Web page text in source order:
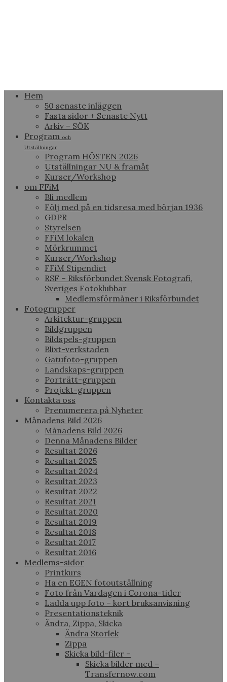
Hem
50 senaste inläggen
Fasta sidor + Senaste Nytt
Arkiv – SÖK
Program och
Utställningar
Program HÖSTEN 2026
Utställningar NU & framåt
Kurser/Workshop
om FFiM
Bli medlem
Följ med på en tidsresa med början 1936
GDPR
Styrelsen
FFiM lokalen
Mörkrummet
Kurser/Workshop
FFiM Stipendiet
RSF – Riksförbundet Svensk Fotografi,
Sveriges Fotoklubbar
Medlemsförmåner i Riksförbundet
Fotogrupper
Arkitektur-gruppen
Bildgruppen
Bildspels-gruppen
Blixt-verkstaden
Gatufoto-gruppen
Landskaps-gruppen
Porträtt-gruppen
Projekt-gruppen
Kontakta oss
Prenumerera på Nyheter
Månadens Bild 2026
Månadens Bild 2026
Denna Månadens Bilder
Resultat 2026
Resultat 2025
Resultat 2024
Resultat 2023
Resultat 2022
Resultat 2021
Resultat 2020
Resultat 2019
Resultat 2018
Resultat 2017
Resultat 2016
Medlems-sidor
Printkurs
Ha en EGEN fotoutställning
Foto från Vardagen i Corona-tider
Ladda upp foto – kort bruksanvisning
Presentationsteknik
Ändra, Zippa, Skicka
Ändra Storlek
Zippa
Skicka bild-filer –
Skicka bilder med –
Transfernow.com